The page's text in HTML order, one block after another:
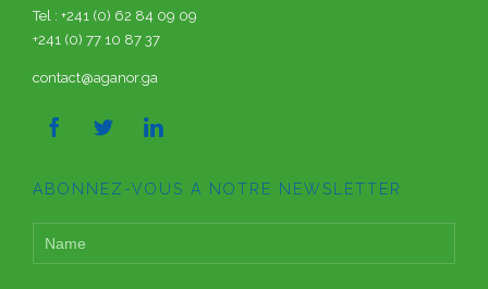
Tel : +241 (0) 62 84 09 09
+241 (0) 77 10 87 37
contact@aganor.ga
  
ABONNEZ-VOUS A NOTRE NEWSLETTER